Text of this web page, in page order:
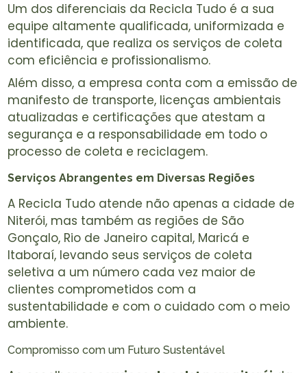
Um dos diferenciais da Recicla Tudo é a sua
equipe altamente qualificada, uniformizada e
identificada, que realiza os serviços de coleta
com eficiência e profissionalismo.
Além disso, a empresa conta com a emissão de
manifesto de transporte, licenças ambientais
atualizadas e certificações que atestam a
segurança e a responsabilidade em todo o
processo de coleta e reciclagem.
Serviços Abrangentes em Diversas Regiões
A Recicla Tudo atende não apenas a cidade de
Niterói, mas também as regiões de São
Gonçalo, Rio de Janeiro capital, Maricá e
Itaboraí, levando seus serviços de coleta
seletiva a um número cada vez maior de
clientes comprometidos com a
sustentabilidade e com o cuidado com o meio
ambiente.
Compromisso com um Futuro Sustentável